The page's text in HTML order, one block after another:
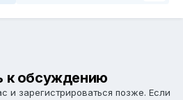
к обсуждению
и зарегистрироваться позже. Если